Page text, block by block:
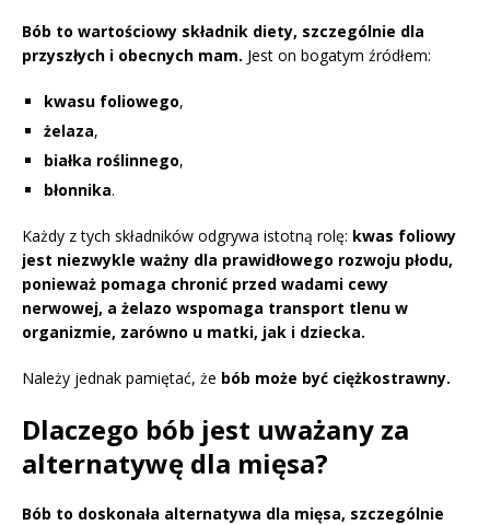
Bób to wartościowy składnik diety, szczególnie dla
przyszłych i obecnych mam. Jest on bogatym źródłem:
kwasu foliowego,
żelaza,
białka roślinnego,
błonnika.
Każdy z tych składników odgrywa istotną rolę: kwas foliowy
jest niezwykle ważny dla prawidłowego rozwoju płodu,
ponieważ pomaga chronić przed wadami cewy
nerwowej, a żelazo wspomaga transport tlenu w
organizmie, zarówno u matki, jak i dziecka.
Należy jednak pamiętać, że bób może być ciężkostrawny.
Dlaczego bób jest uważany za
alternatywę dla mięsa?
Bób to doskonała alternatywa dla mięsa, szczególnie